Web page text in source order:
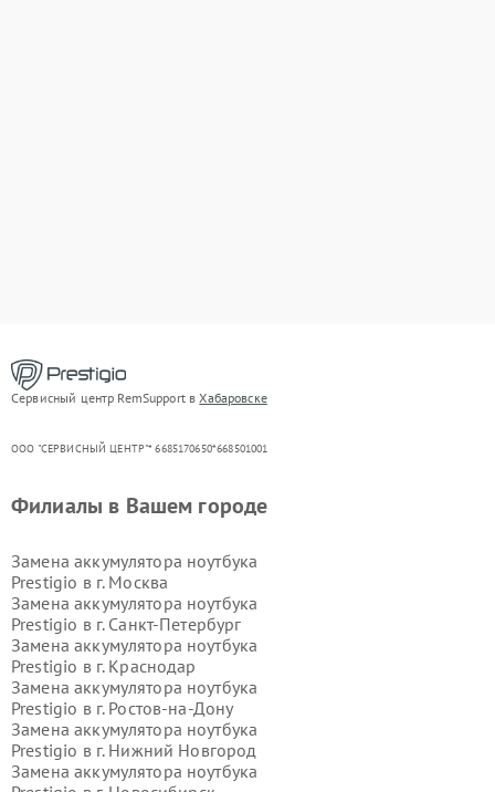
Сервисный центр RemSupport вХабаровске
ООО "СЕРВИСНЫЙ ЦЕНТР"* 6685170650*668501001
Филиалы в Вашем городе
Замена аккумулятора ноутбука
Prestigio в г. Москва
Замена аккумулятора ноутбука
Prestigio в г. Санкт-Петербург
Замена аккумулятора ноутбука
Prestigio в г. Краснодар
Замена аккумулятора ноутбука
Prestigio в г. Ростов-на-Дону
Замена аккумулятора ноутбука
Prestigio в г. Нижний Новгород
Замена аккумулятора ноутбука